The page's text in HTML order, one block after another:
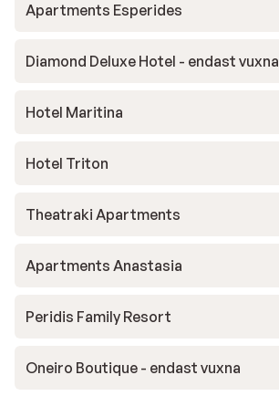
Apartments Esperides
Diamond Deluxe Hotel - endast vuxna
Hotel Maritina
Hotel Triton
Theatraki Apartments
Apartments Anastasia
Peridis Family Resort
Oneiro Boutique - endast vuxna